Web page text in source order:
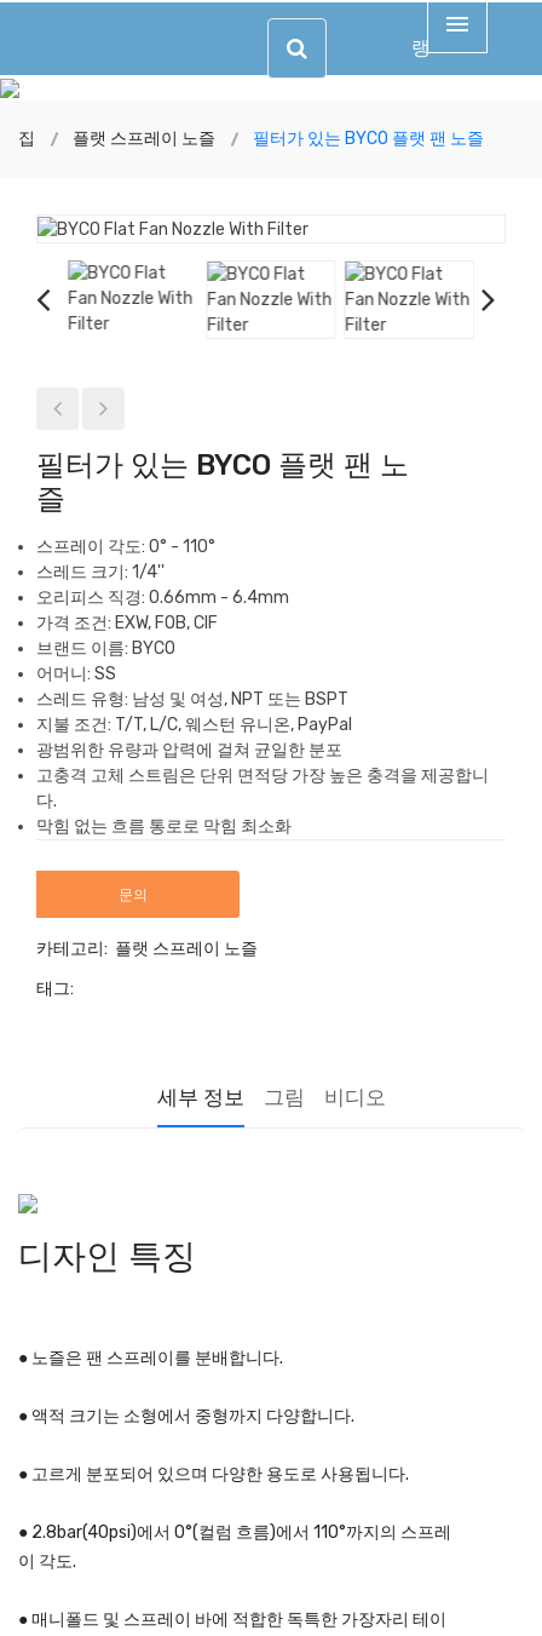
랭
집 플랫 스프레이 노즐 필터가 있는 BYCO 플랫 팬 노즐
필터가 있는 BYCO 플랫 팬 노
즐
스프레이 각도: 0° - 110°
스레드 크기: 1/4''
오리피스 직경: 0.66mm - 6.4mm
가격 조건: EXW, FOB, CIF
브랜드 이름: BYCO
어머니: SS
스레드 유형: 남성 및 여성, NPT 또는 BSPT
지불 조건: T/T, L/C, 웨스턴 유니온, PayPal
광범위한 유량과 압력에 걸쳐 균일한 분포
고충격 고체 스트림은 단위 면적당 가장 높은 충격을 제공합니
다.
막힘 없는 흐름 통로로 막힘 최소화
문의
카테고리: 플랫 스프레이 노즐
태그:
세부 정보 그림 비디오
디자인 특징
● 노즐은 팬 스프레이를 분배합니다.
● 액적 크기는 소형에서 중형까지 다양합니다.
● 고르게 분포되어 있으며 다양한 용도로 사용됩니다.
● 2.8bar(40psi)에서 0°(컬럼 흐름)에서 110°까지의 스프레
이 각도.
● 매니폴드 및 스프레이 바에 적합한 독특한 가장자리 테이